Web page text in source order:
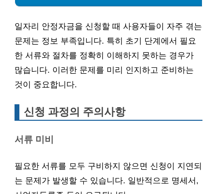
일자리 안정자금을 신청할 때 사용자들이 자주 겪는
문제는 정보 부족입니다. 특히 초기 단계에서 필요
한 서류와 절차를 정확히 이해하지 못하는 경우가
많습니다. 이러한 문제를 미리 인지하고 준비하는
것이 중요합니다.
신청 과정의 주의사항
서류 미비
필요한 서류를 모두 구비하지 않으면 신청이 지연되
는 문제가 발생할 수 있습니다. 일반적으로 명세서,